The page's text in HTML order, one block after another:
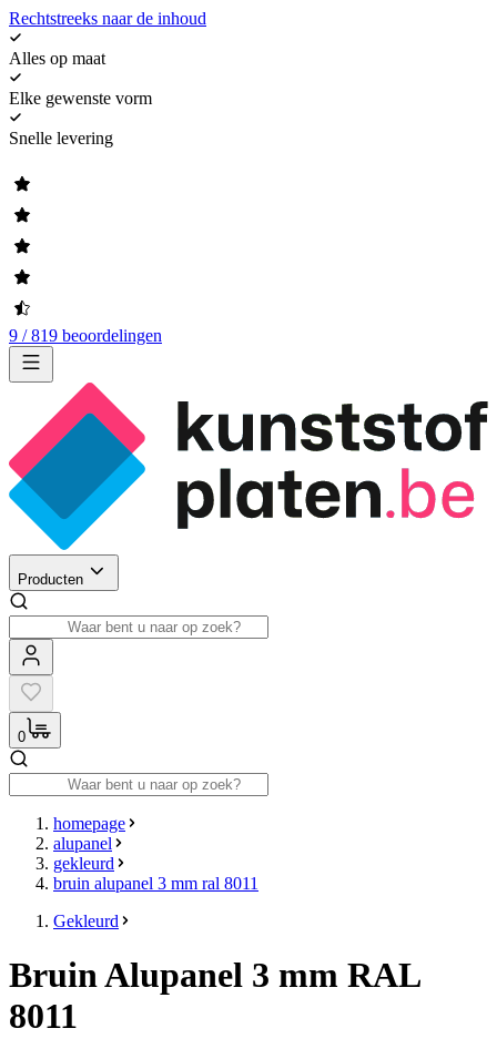
Rechtstreeks naar de inhoud
Alles op maat
Elke gewenste vorm
Snelle levering
9 / 819 beoordelingen
Producten
0
homepage
alupanel
gekleurd
bruin alupanel 3 mm ral 8011
Gekleurd
Bruin Alupanel 3 mm RAL
8011